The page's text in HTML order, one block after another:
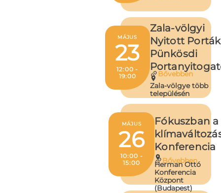
MÁJUS
23
12:00 -
19:00
Zala-völgyi
Nyitott
Pünkösdi
Bővebben
Zala-völgye több
településén
MÁJUS
26
10:00 -
15:00
Fókuszban a
Konferencia
Bővebben
Herman Ottó
Konferencia
Központ
(Budapest)